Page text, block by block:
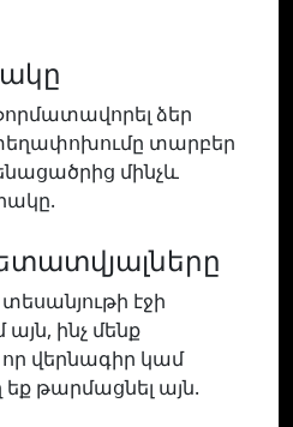
ձեր
տարբեր
մինչև
էջի
ինչ մենք
վերնագիր կամ
թարմացնել այն.